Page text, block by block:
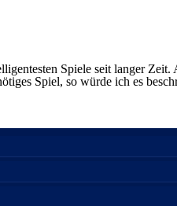
Spiele seit langer
Spiel, so würde ich es